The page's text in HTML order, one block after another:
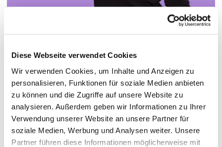
Diese Webseite verwendet Cookies
Wir verwenden Cookies, um Inhalte und Anzeigen zu
personalisieren, Funktionen für soziale Medien anbieten
zu können und die Zugriffe auf unsere Website zu
analysieren. Außerdem geben wir Informationen zu Ihrer
Verwendung unserer Website an unsere Partner für
soziale Medien, Werbung und Analysen weiter. Unsere
Partner führen diese Informationen möglicherweise mit
© Hochschule Bremerhaven/
Funktionen:
Sachbearbeitung
Abteilung:
Personalangelegenheiten